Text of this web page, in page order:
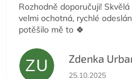
Rozhodně doporučuji!
velmi ochotná, rychlé
potěšilo mě to 🍀
ZU Zdenka
Hodnocení
25.10.2025